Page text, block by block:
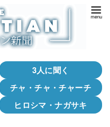
3人に聞く
チャ・チャ・チャーチ
ヒロシマ・ナガサキ